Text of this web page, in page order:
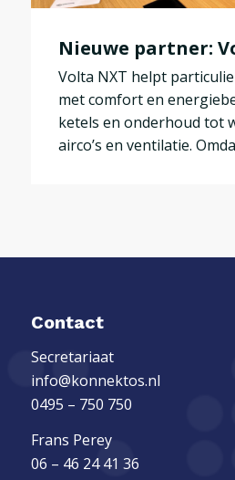
Nieuwe partner:
Volta NXT helpt
met comfort en
ketels en onderhoud tot
airco’s en ventilatie.
Contact
Secretariaat
info@konnektos.nl
0495 – 750 750
Frans Perey
06 – 46 24 41 36